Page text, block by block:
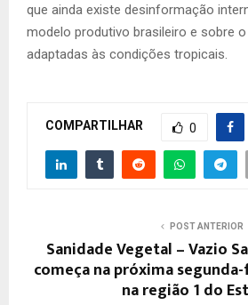
que ainda existe desinformação
modelo produtivo brasileiro e sobre
adaptadas às condições tropicais.
COMPARTILHAR 0
POST ANTERIOR
Sanidade Vegetal – Vazio
começa na próxima segunda-
na região 1 do